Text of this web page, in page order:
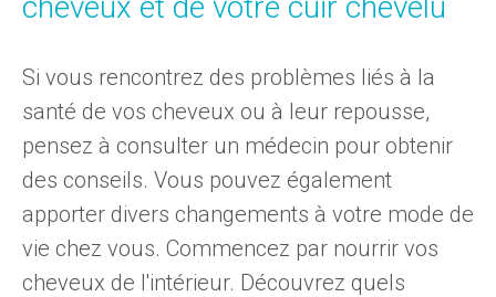
Si vous rencontrez des problèmes liés à la
santé de vos cheveux ou à leur repousse,
pensez à consulter un médecin pour obtenir
des conseils. Vous pouvez également
apporter divers changements à votre mode de
vie chez vous. Commencez par nourrir vos
cheveux de l'intérieur. Découvrez quels